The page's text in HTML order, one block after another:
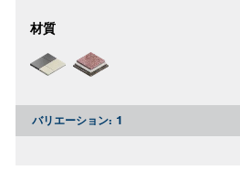
材質
バリエーション: 1